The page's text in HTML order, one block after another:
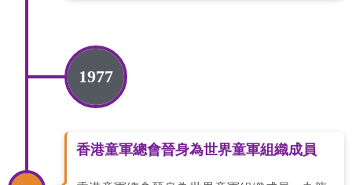
1977
香港童軍總會晉身為世界童軍組織成員